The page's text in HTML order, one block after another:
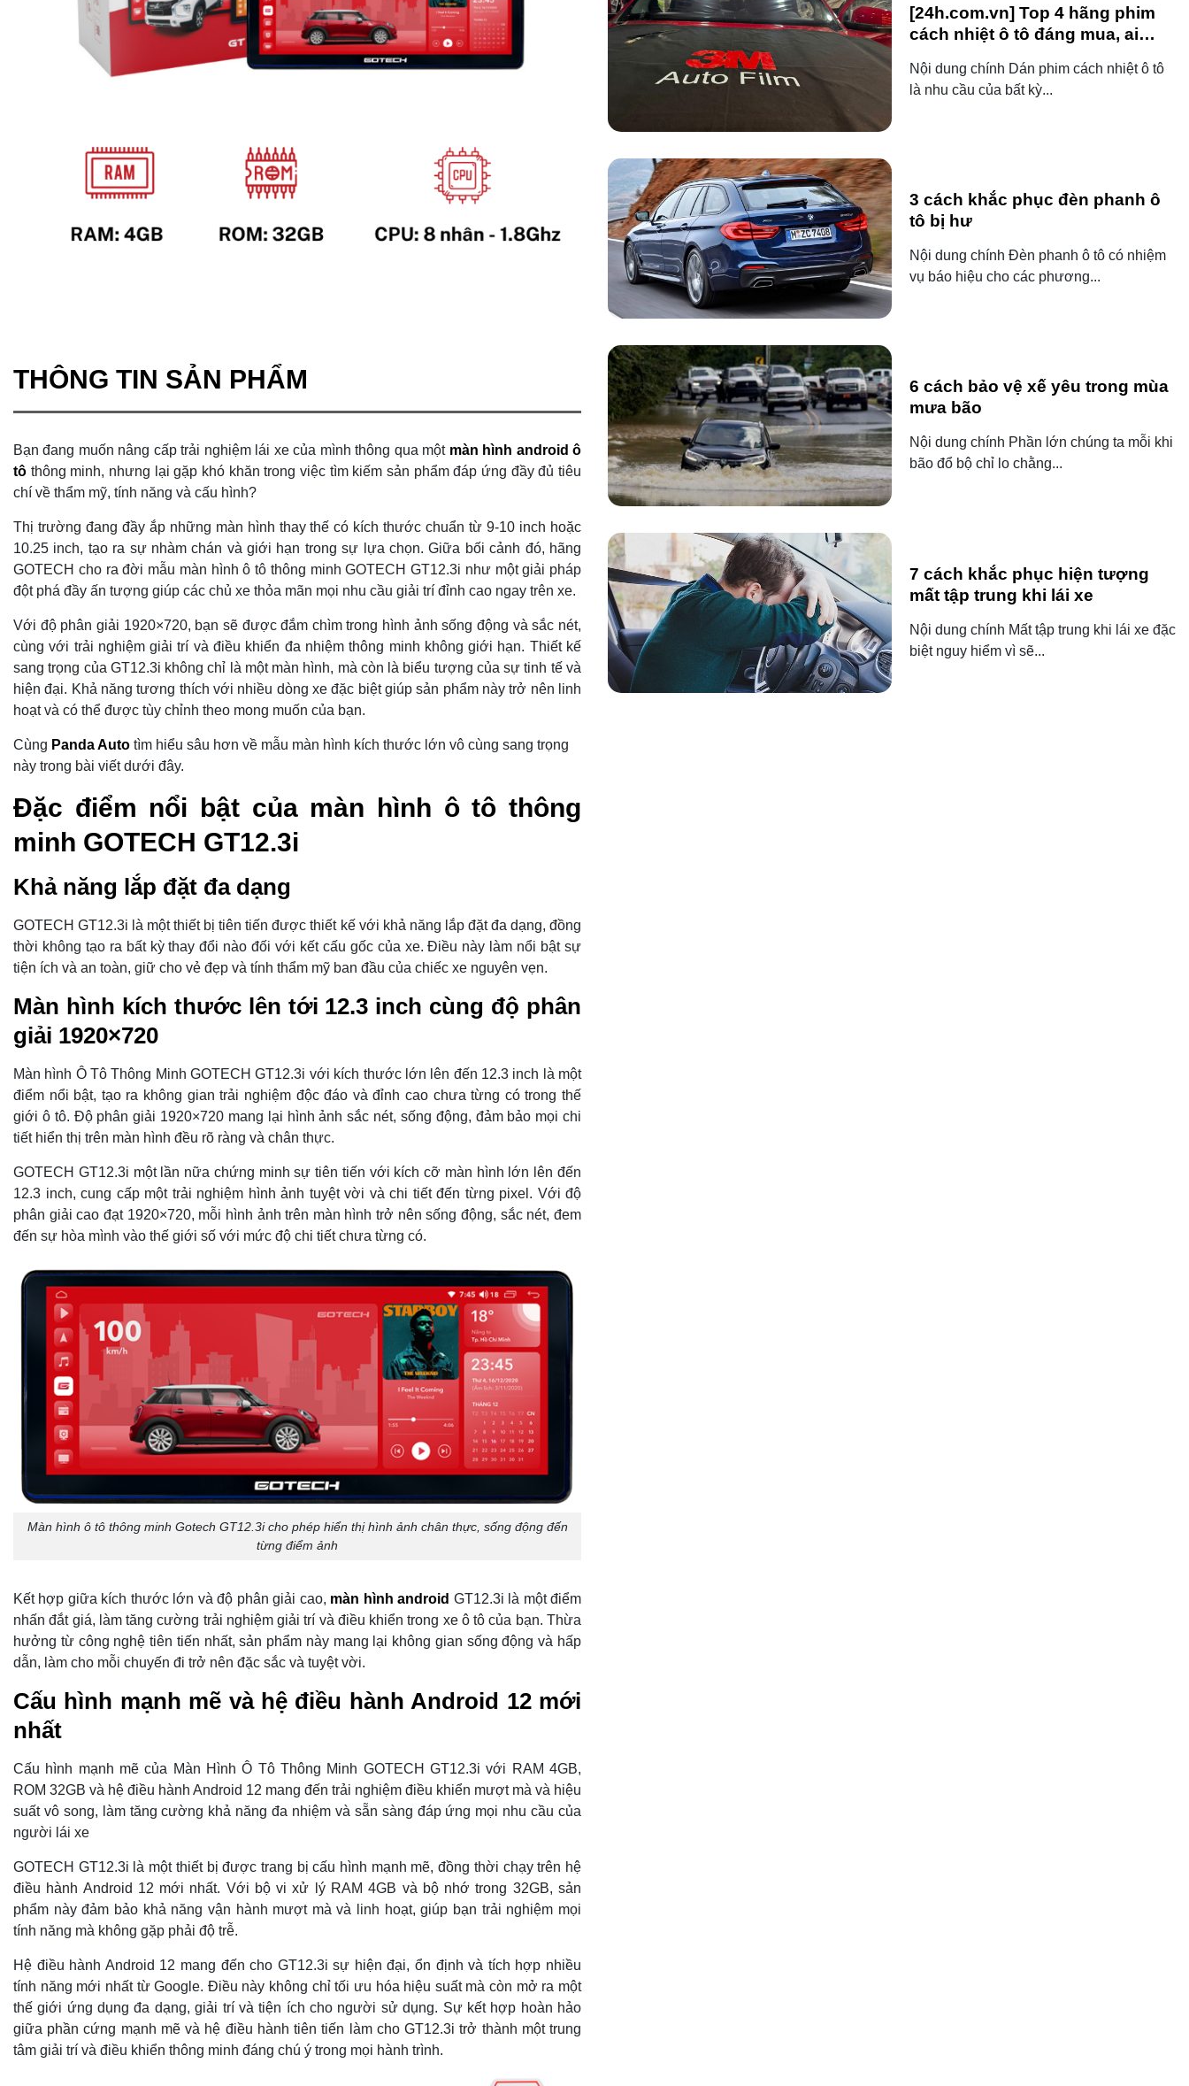
THÔNG TIN SẢN PHẨM
Bạn đang muốn nâng cấp trải nghiệm lái xe của mình thông qua một màn hình android ô
tô thông minh, nhưng lại gặp khó khăn trong việc tìm kiếm sản phẩm đáp ứng đầy đủ tiêu
chí về thẩm mỹ, tính năng và cấu hình?
Thị trường đang đầy ắp những màn hình thay thế có kích thước chuẩn từ 9-10 inch hoặc
10.25 inch, tạo ra sự nhàm chán và giới hạn trong sự lựa chọn. Giữa bối cảnh đó, hãng
GOTECH cho ra đời mẫu màn hình ô tô thông minh GOTECH GT12.3i như một giải pháp
đột phá đầy ấn tượng giúp các chủ xe thỏa mãn mọi nhu cầu giải trí đỉnh cao ngay trên xe.
Với độ phân giải 1920×720, bạn sẽ được đắm chìm trong hình ảnh sống động và sắc nét,
cùng với trải nghiệm giải trí và điều khiển đa nhiệm thông minh không giới hạn. Thiết kế
sang trọng của GT12.3i không chỉ là một màn hình, mà còn là biểu tượng của sự tinh tế và
hiện đại. Khả năng tương thích với nhiều dòng xe đặc biệt giúp sản phẩm này trở nên linh
hoạt và có thể được tùy chỉnh theo mong muốn của bạn.
Cùng Panda Auto tìm hiểu sâu hơn về mẫu màn hình kích thước lớn vô cùng sang trọng
này trong bài viết dưới đây.
Đặc điểm nổi bật của màn hình ô tô thông
minh GOTECH GT12.3i
Khả năng lắp đặt đa dạng
GOTECH GT12.3i là một thiết bị tiên tiến được thiết kế với khả năng lắp đặt đa dạng, đồng
thời không tạo ra bất kỳ thay đổi nào đối với kết cấu gốc của xe. Điều này làm nổi bật sự
tiện ích và an toàn, giữ cho vẻ đẹp và tính thẩm mỹ ban đầu của chiếc xe nguyên vẹn.
Màn hình kích thước lên tới 12.3 inch cùng độ phân
giải 1920×720
Màn hình Ô Tô Thông Minh GOTECH GT12.3i với kích thước lớn lên đến 12.3 inch là một
điểm nổi bật, tạo ra không gian trải nghiệm độc đáo và đỉnh cao chưa từng có trong thế
giới ô tô. Độ phân giải 1920×720 mang lại hình ảnh sắc nét, sống động, đảm bảo mọi chi
tiết hiển thị trên màn hình đều rõ ràng và chân thực.
GOTECH GT12.3i một lần nữa chứng minh sự tiên tiến với kích cỡ màn hình lớn lên đến
12.3 inch, cung cấp một trải nghiệm hình ảnh tuyệt vời và chi tiết đến từng pixel. Với độ
phân giải cao đạt 1920×720, mỗi hình ảnh trên màn hình trở nên sống động, sắc nét, đem
đến sự hòa mình vào thế giới số với mức độ chi tiết chưa từng có.
Màn hình ô tô thông minh Gotech GT12.3i cho phép hiển thị hình ảnh chân thực, sống động đến
từng điểm ảnh
Kết hợp giữa kích thước lớn và độ phân giải cao, màn hình android GT12.3i là một điểm
nhấn đắt giá, làm tăng cường trải nghiệm giải trí và điều khiển trong xe ô tô của bạn. Thừa
hưởng từ công nghệ tiên tiến nhất, sản phẩm này mang lại không gian sống động và hấp
dẫn, làm cho mỗi chuyến đi trở nên đặc sắc và tuyệt vời.
Cấu hình mạnh mẽ và hệ điều hành Android 12 mới
nhất
Cấu hình mạnh mẽ của Màn Hình Ô Tô Thông Minh GOTECH GT12.3i với RAM 4GB,
ROM 32GB và hệ điều hành Android 12 mang đến trải nghiệm điều khiển mượt mà và hiệu
suất vô song, làm tăng cường khả năng đa nhiệm và sẵn sàng đáp ứng mọi nhu cầu của
người lái xe
GOTECH GT12.3i là một thiết bị được trang bị cấu hình mạnh mẽ, đồng thời chạy trên hệ
điều hành Android 12 mới nhất. Với bộ vi xử lý RAM 4GB và bộ nhớ trong 32GB, sản
phẩm này đảm bảo khả năng vận hành mượt mà và linh hoạt, giúp bạn trải nghiệm mọi
tính năng mà không gặp phải độ trễ.
Hệ điều hành Android 12 mang đến cho GT12.3i sự hiện đại, ổn định và tích hợp nhiều
tính năng mới nhất từ Google. Điều này không chỉ tối ưu hóa hiệu suất mà còn mở ra một
thế giới ứng dụng đa dạng, giải trí và tiện ích cho người sử dụng. Sự kết hợp hoàn hảo
giữa phần cứng mạnh mẽ và hệ điều hành tiên tiến làm cho GT12.3i trở thành một trung
tâm giải trí và điều khiển thông minh đáng chú ý trong mọi hành trình.
[24h.com.vn] Top 4 hãng phim
cách nhiệt ô tô đáng mua, ai
Nội dung chính Dán phim cách nhiệt ô tô
là nhu cầu của bất kỳ...
3 cách khắc phục đèn phanh ô
tô bị hư
Nội dung chính Đèn phanh ô tô có nhiệm
vụ báo hiệu cho các phương...
6 cách bảo vệ xế yêu trong mùa
mưa bão
Nội dung chính Phần lớn chúng ta mỗi khi
bão đổ bộ chỉ lo chằng...
7 cách khắc phục hiện tượng
mất tập trung khi lái xe
Nội dung chính Mất tập trung khi lái xe đặc
biệt nguy hiểm vì sẽ...